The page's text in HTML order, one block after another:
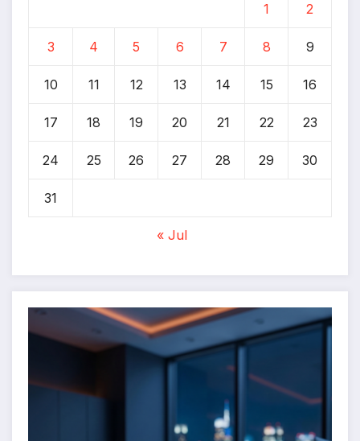
1 2
3 4 5 6 7 8 9
10 11 12 13 14 15 16
17 18 19 20 21 22 23
24 25 26 27 28 29 30
31
« Jul